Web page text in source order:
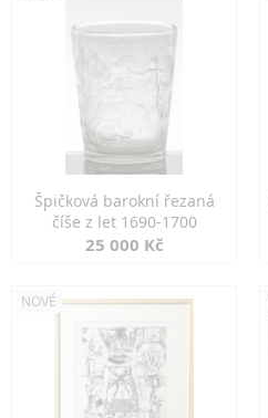
Špičková barokní řezaná
číše z let 1690-1700
25 000 Kč
NOVÉ